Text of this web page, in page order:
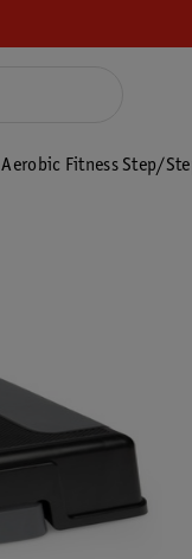
Fitness Step/